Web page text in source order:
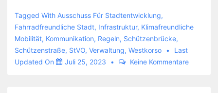
doch
einfach
irgendwo
fahren
Tagged With Ausschuss Für Stadtentwicklung,
Fahrradfreundliche Stadt, Infrastruktur, Klimafreundliche
Mobilität, Kommunikation, Regeln, Schützenbrücke,
Schützenstraße, StVO, Verwaltung, Westkorso
Last
Updated On
Juli 25, 2023 Keine Kommentare